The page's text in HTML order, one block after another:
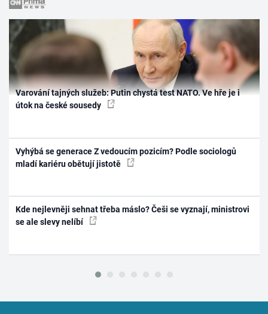
Varování tajných služeb: Putin chystá test NATO. Ve hře je i
útok na české sousedy
Vyhýbá se generace Z vedoucím pozicím? Podle sociologů
mladí kariéru obětují jistotě
Kde nejlevněji sehnat třeba máslo? Češi se vyznají, ministrovi
se ale slevy nelíbí